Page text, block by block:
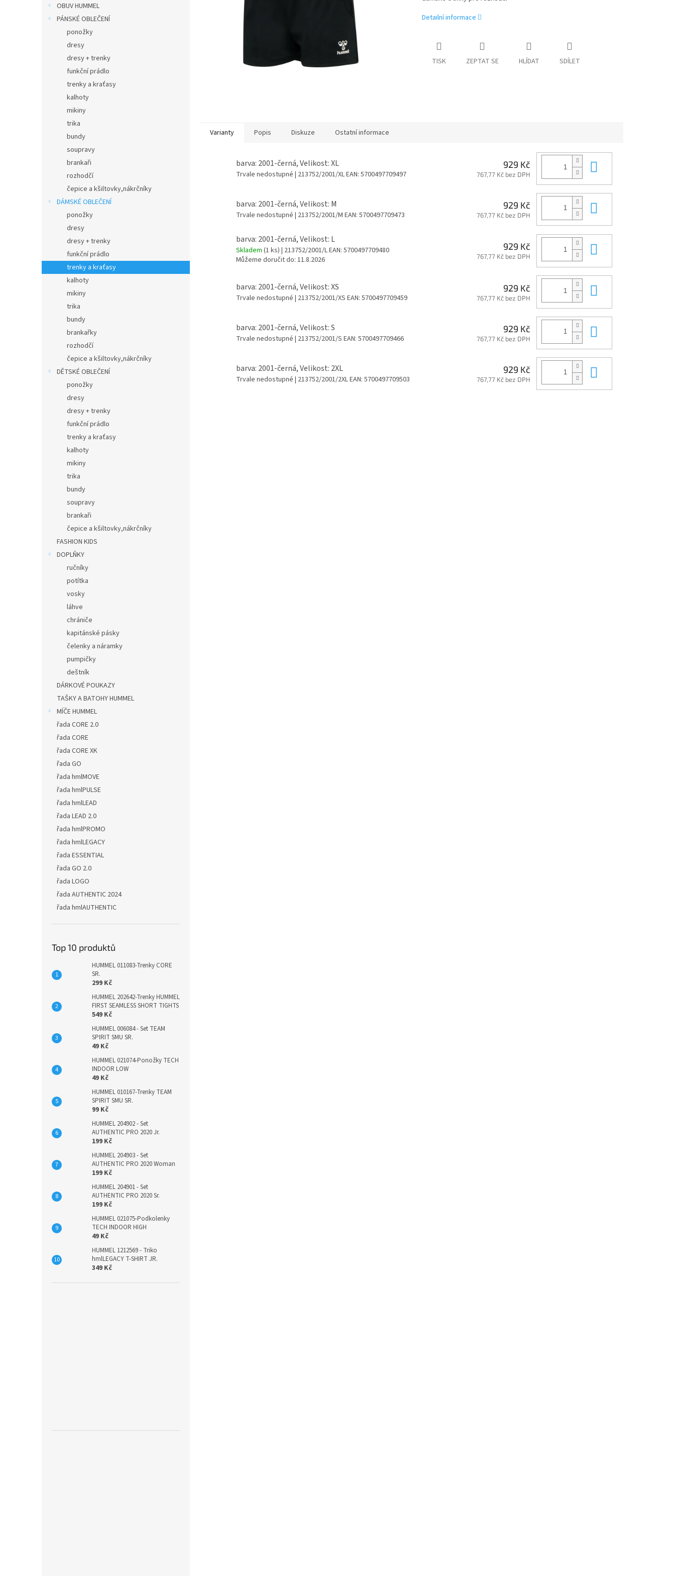
OBUV HUMMEL
PÁNSKÉ OBLEČENÍ
ponožky
dresy
dresy + trenky
funkční prádlo
trenky a kraťasy
kalhoty
mikiny
trika
bundy
soupravy
brankaři
rozhodčí
čepice a kšiltovky,nákrčníky
DÁMSKÉ OBLEČENÍ
ponožky
dresy
dresy + trenky
funkční prádlo
trenky a kraťasy
kalhoty
mikiny
trika
bundy
brankařky
rozhodčí
čepice a kšiltovky,nákrčníky
DĚTSKÉ OBLEČENÍ
ponožky
dresy
dresy + trenky
funkční prádlo
trenky a kraťasy
kalhoty
mikiny
trika
bundy
soupravy
brankaři
čepice a kšiltovky,nákrčníky
FASHION KIDS
DOPLŇKY
ručníky
potítka
vosky
láhve
chrániče
kapitánské pásky
čelenky a náramky
pumpičky
deštník
DÁRKOVÉ POUKAZY
TAŠKY A BATOHY HUMMEL
MÍČE HUMMEL
řada CORE 2.0
řada CORE
řada CORE XK
řada GO
řada hmlMOVE
řada hmlPULSE
řada hmlLEAD
řada LEAD 2.0
řada hmlPROMO
řada hmlLEGACY
řada ESSENTIAL
řada GO 2.0
řada LOGO
řada AUTHENTIC 2024
řada hmlAUTHENTIC
Top 10 produktů
HUMMEL 011083-Trenky CORE
SR.
299 Kč
HUMMEL 202642-Trenky HUMMEL
FIRST SEAMLESS SHORT TIGHTS
549 Kč
HUMMEL 006084 - Set TEAM
SPIRIT SMU SR.
49 Kč
HUMMEL 021074-Ponožky TECH
INDOOR LOW
49 Kč
HUMMEL 010167-Trenky TEAM
SPIRIT SMU SR.
99 Kč
HUMMEL 204902 - Set
AUTHENTIC PRO 2020 Jr.
199 Kč
HUMMEL 204903 - Set
AUTHENTIC PRO 2020 Woman
199 Kč
HUMMEL 204901 - Set
AUTHENTIC PRO 2020 Sr.
199 Kč
HUMMEL 021075-Podkolenky
TECH INDOOR HIGH
49 Kč
HUMMEL 1212569 - Triko
hmlLEGACY T-SHIRT JR.
349 Kč
Detailní informace
TISK ZEPTAT SE HLÍDAT SDÍLET
Varianty Popis Diskuze Ostatní informace
barva: 2001-černá, Velikost: XL
Trvale nedostupné | 213752/2001/XLEAN: 5700497709497
929 Kč
767,77 Kč bez DPH
barva: 2001-černá, Velikost: M
Trvale nedostupné | 213752/2001/M EAN: 5700497709473
929 Kč
767,77 Kč bez DPH
barva: 2001-černá, Velikost: L
Skladem (1 ks) | 213752/2001/LEAN: 5700497709480
Můžeme doručit do: 11.8.2026
929 Kč
767,77 Kč bez DPH
barva: 2001-černá, Velikost: XS
Trvale nedostupné | 213752/2001/XS EAN: 5700497709459
929 Kč
767,77 Kč bez DPH
barva: 2001-černá, Velikost: S
Trvale nedostupné | 213752/2001/S EAN: 5700497709466
929 Kč
767,77 Kč bez DPH
barva: 2001-černá, Velikost: 2XL
Trvale nedostupné | 213752/2001/2XLEAN: 5700497709503
929 Kč
767,77 Kč bez DPH